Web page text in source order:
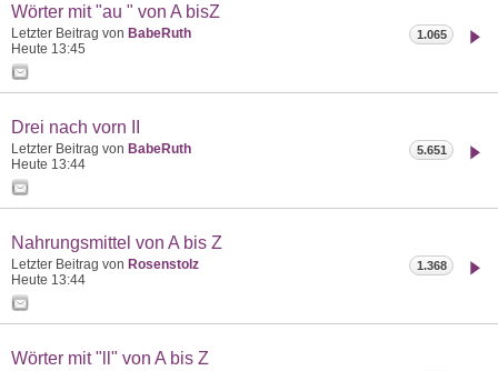
Wörter mit "au " von A bisZ
Letzter Beitrag von BabeRuth
Heute 13:45
1.065
Drei nach vorn II
Letzter Beitrag von BabeRuth
Heute 13:44
5.651
Nahrungsmittel von A bis Z
Letzter Beitrag von Rosenstolz
Heute 13:44
1.368
Wörter mit "ll" von A bis Z